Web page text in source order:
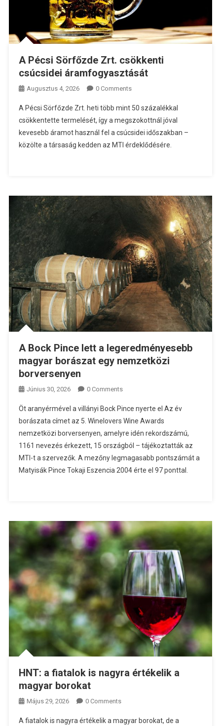
A Pécsi Sörfőzde Zrt. csökkenti
csúcsidei áramfogyasztását
Augusztus 4, 2026 0 Comments
A Pécsi Sörfőzde Zrt. heti több mint 50 százalékkal
csökkentette termelését, így a megszokottnál jóval
kevesebb áramot használ fel a csúcsidei időszakban –
közölte a társaság kedden az MTI érdeklődésére.
A Bock Pince lett a legeredményesebb
magyar borászat egy nemzetközi
borversenyen
Június 30, 2026 0 Comments
Öt aranyérmével a villányi Bock Pince nyerte el Az év
borászata címet az 5. Winelovers Wine Awards
nemzetközi borversenyen, amelyre idén rekordszámú,
1161 nevezés érkezett, 15 országból – tájékoztatták az
MTI-t a szervezők. A mezőny legmagasabb pontszámát a
Matyisák Pince Tokaji Eszencia 2004 érte el 97 ponttal.
HNT: a fiatalok is nagyra értékelik a
magyar borokat
Május 29, 2026 0 Comments
A fiatalok is nagyra értékelik a magyar borokat, de a